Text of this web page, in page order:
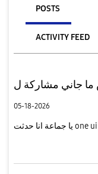
POSTS
ACTIVITY FEED
05-18-2026